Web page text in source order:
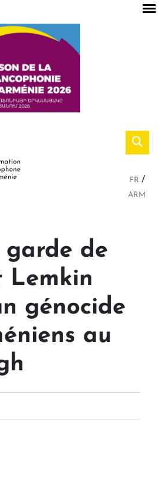
FR
ARM
garde de
Lemkin
génocide
au